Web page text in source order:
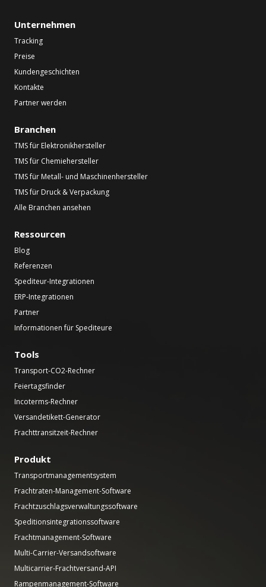
Unternehmen
Tracking
Preise
Kundengeschichten
Kontakte
Partner werden
Branchen
TMS für Elektronikhersteller
TMS für Chemiehersteller
TMS für Metall- und Maschinenhersteller
TMS für Druck & Verpackung
Alle Branchen ansehen
Ressourcen
Blog
Referenzen
Spediteur-Integrationen
ERP-Integrationen
Partner
Informationen für Spediteure
Tools
Transport-CO2-Rechner
Feiertagsfinder
Incoterms-Rechner
Versandetikett-Generator
Frachttransitzeit-Rechner
Produkt
Transportmanagementsystem
Frachtraten-Management-Software
Frachtzuschlagsverwaltungssoftware
Speditionsintegrationssoftware
Frachtmanagement-Software
Multi-Carrier-Versandsoftware
Multicarrier-Frachtversand-API
Rampenmanagement-Software